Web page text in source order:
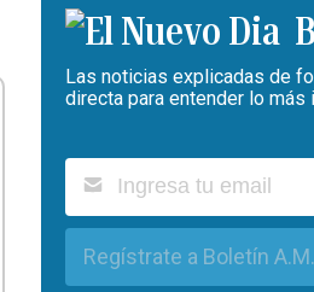
Las noticias explicadas de
directa para entender lo más
Regístrate a Boletín A.M.